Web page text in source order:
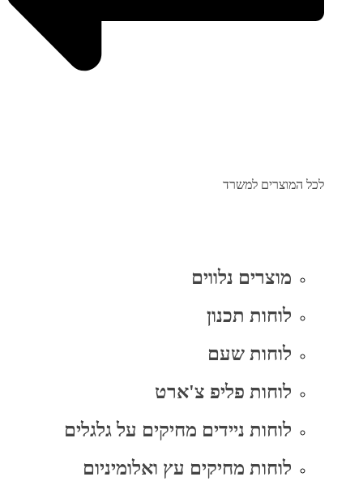
לכל המוצרים למשרד
מוצרים נלווים
לוחות תכנון
לוחות שעם
לוחות פליפ צ'ארט
לוחות ניידים מחיקים על גלגלים
לוחות מחיקים עץ ואלומיניום